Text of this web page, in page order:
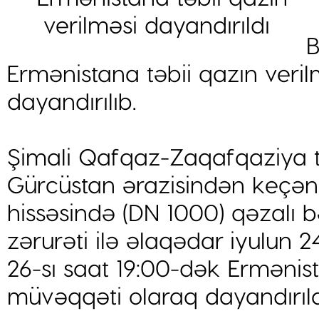
Ermənistana təbii qazın
dayandırılıb.
Şimali Qafqaz-Zaqafqaziya
Gürcüstan ərazisindən
hissəsində (DN 1000) qəzalı
zərurəti ilə əlaqədar iyulun
26-sı saat 19:00-dək
müvəqqəti olaraq